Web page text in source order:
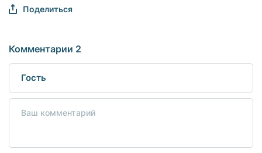
Поделиться
Комментарии 2